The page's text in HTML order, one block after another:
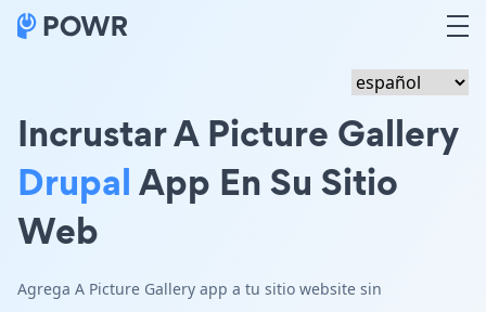
Incrustar A Picture Gallery
DrupalApp En Su Sitio
Web
Agrega A Picture Gallery app a tu sitio website sin